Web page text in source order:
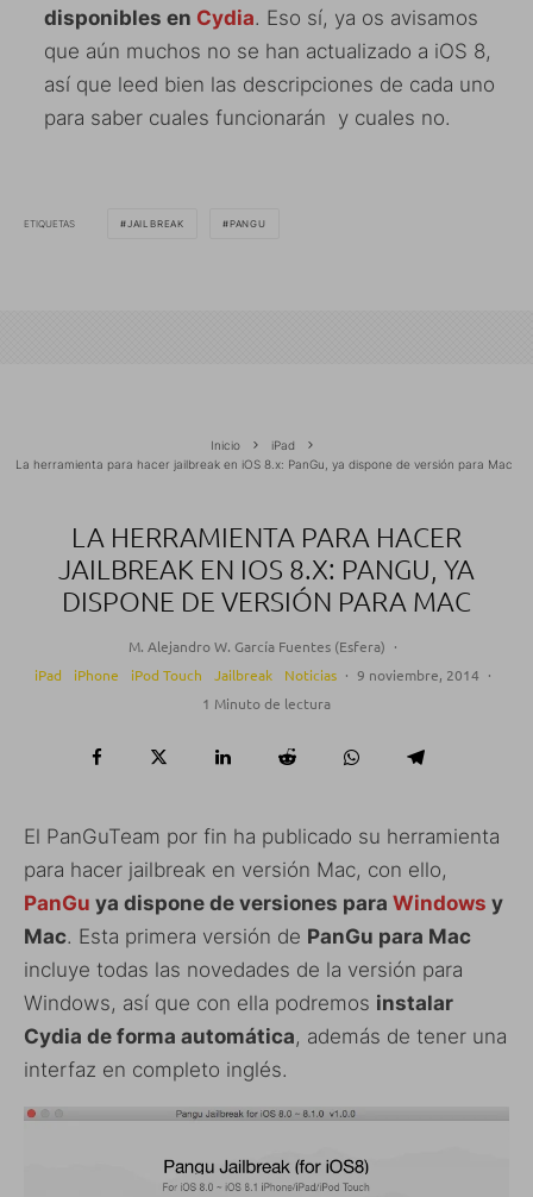
disponibles en Cydia. Eso sí, ya os avisamos
que aún muchos no se han actualizado a iOS 8,
así que leed bien las descripciones de cada uno
para saber cuales funcionarán y cuales no.
ETIQUETAS JAILBREAK PANGU
Inicio
iPad
La herramienta para hacer jailbreak en iOS 8.x: PanGu, ya dispone de versión para Mac
LA HERRAMIENTA PARA HACER
JAILBREAK EN IOS 8.X: PANGU, YA
DISPONE DE VERSIÓN PARA MAC
M. Alejandro W. García Fuentes (Esfera) ·
iPad
iPhone iPod Touch Jailbreak Noticias · 9 noviembre, 2014 ·
1 Minuto de lectura
El PanGuTeam por fin ha publicado su herramienta
para hacer jailbreak en versión Mac, con ello,
PanGu ya dispone de versiones para Windows y
Mac. Esta primera versión de PanGu para Mac
incluye todas las novedades de la versión para
Windows, así que con ella podremos instalar
Cydia de forma automática, además de tener una
interfaz en completo inglés.